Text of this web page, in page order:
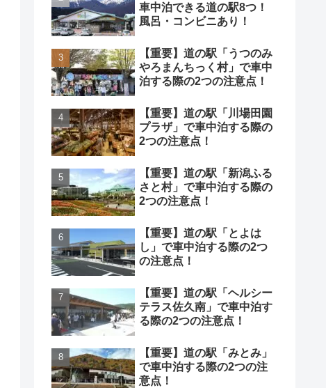
車中泊できる道の駅8つ！
風呂・コンビニあり！
【重要】道の駅「うつのみ
やろまんちっく村」で車中
泊する際の2つの注意点！
【重要】道の駅「川場田園
プラザ」で車中泊する際の
2つの注意点！
【重要】道の駅「新潟ふる
さと村」で車中泊する際の
2つの注意点！
【重要】道の駅「とよは
し」で車中泊する際の2つ
の注意点！
【重要】道の駅「ヘルシー
テラス佐久南」で車中泊す
る際の2つの注意点！
【重要】道の駅「みとみ」
で車中泊する際の2つの注
意点！